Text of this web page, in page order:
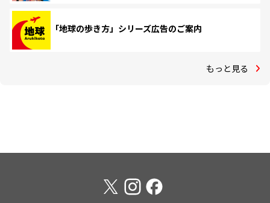
「地球の歩き方」シリーズ広告のご案内
もっと見る